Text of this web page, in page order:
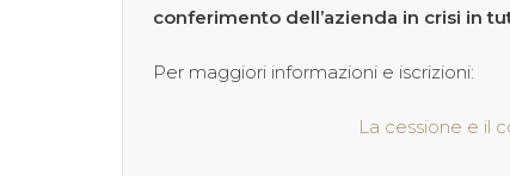
conferimento dell’azienda in crisi in
Per maggiori informazioni e iscrizioni:
La cessione e il